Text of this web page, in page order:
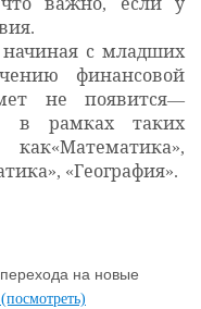
что важно, если у
.
начиная с младших
финансовой
не появится—
в рамках таких
как«Математика»,
», «География».
на новые
(посмотреть)